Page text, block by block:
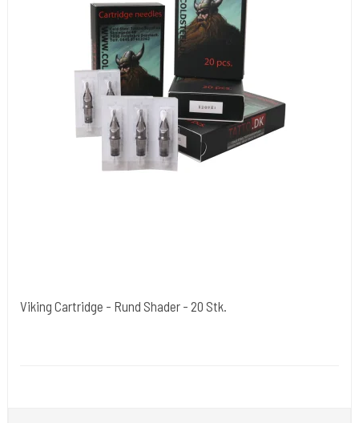
Viking Cartridge - Rund Shader - 20 Stk.